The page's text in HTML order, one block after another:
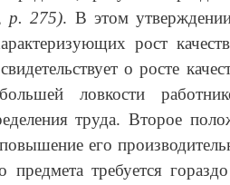
р. 275). В этом
рост
о росте
ловкости
труда. Второе
повышение его
предмета требуется